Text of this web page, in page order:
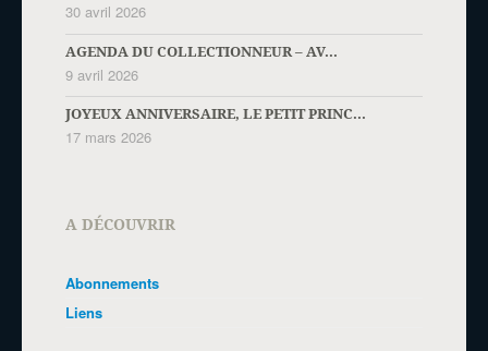
30 avril 2026
AGENDA DU COLLECTIONNEUR – AV...
9 avril 2026
JOYEUX ANNIVERSAIRE, LE PETIT PRINC...
17 mars 2026
A DÉCOUVRIR
Abonnements
Liens